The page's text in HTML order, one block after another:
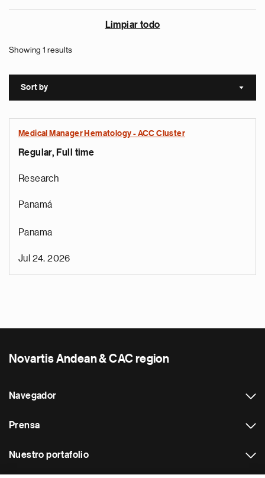
Limpiar todo
Showing 1 results
Sort by Sort
Medical Manager Hematology - ACC Cluster
Regular, Full time
Research
Panamá
Panama
Jul 24, 2026
Novartis Andean & CAC region
Navegador
Prensa
Nuestro portafolio